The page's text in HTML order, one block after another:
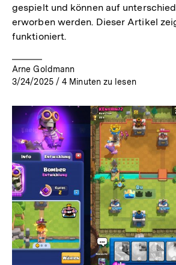
gespielt und können auf
erworben werden. Dieser Artikel
funktioniert.
Arne Goldmann
3/24/2025 / 4 Minuten zu lesen